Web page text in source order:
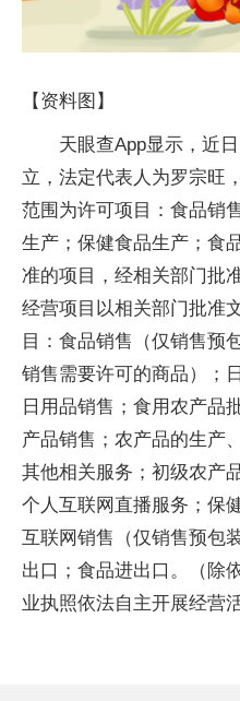
【资料图】
天眼查App显示，近
立，法定代表人为罗宗旺
范围为许可项目：食品销
生产；保健食品生产；食
准的项目，经相关部门批
经营项目以相关部门批准
目：食品销售（仅销售预
销售需要许可的商品）；
日用品销售；食用农产品
产品销售；农产品的生产
其他相关服务；初级农产
个人互联网直播服务；保
互联网销售（仅销售预包
出口；食品进出口。（除
业执照依法自主开展经营